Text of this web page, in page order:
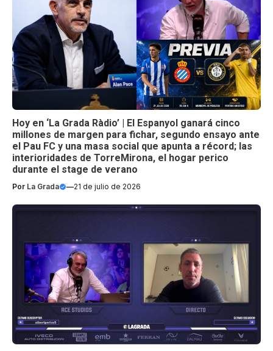
Hoy en ‘La Grada Ràdio’ | El Espanyol ganará cinco
millones de margen para fichar, segundo ensayo ante
el Pau FC y una masa social que apunta a récord; las
interioridades de TorreMirona, el hogar perico
durante el stage de verano
Por La Grada —21 de julio de 2026